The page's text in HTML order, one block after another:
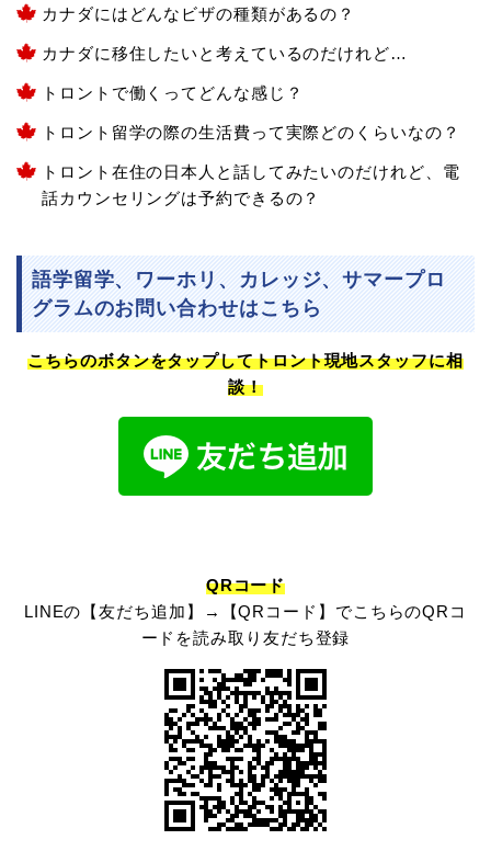
カナダにはどんなビザの種類があるの？
カナダに移住したいと考えているのだけれど…
トロントで働くってどんな感じ？
トロント留学の際の生活費って実際どのくらいなの？
トロント在住の日本人と話してみたいのだけれど、電
話カウンセリングは予約できるの？
語学留学、ワーホリ、カレッジ、サマープロ
グラムのお問い合わせはこちら
こちらのボタンをタップしてトロント現地スタッフに相
談！
QRコード
LINEの【友だち追加】→【QRコード】でこちらのQRコ
ードを読み取り友だち登録